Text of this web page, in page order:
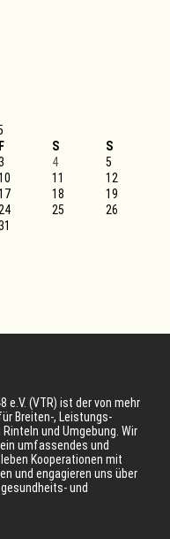
F S
S
4
5
11
12
18
19
25
26
e.V. (VTR) ist der von mehr
Breiten-, Leistungs-
und Umgebung. Wir
umfassendes und
Kooperationen mit
und engagieren uns über
und